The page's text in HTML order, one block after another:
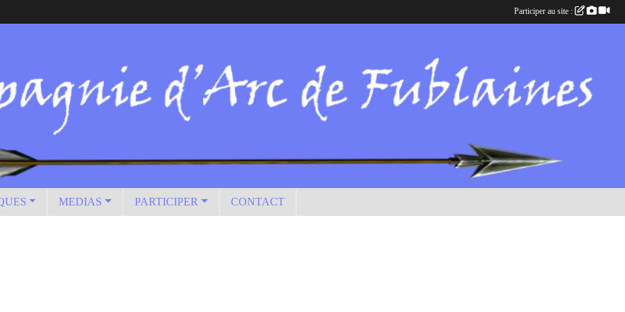
MEDIAS PARTICIPER CONTACT
Participer au site :